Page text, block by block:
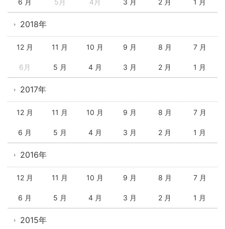
6 月 5月 4月 3 月 2 月 1 月
2018年
12 月 11 月 10 月 9 月 8 月 7 月
6月 5 月 4 月 3 月 2 月 1 月
2017年
12 月 11 月 10 月 9 月 8 月 7 月
6 月 5 月 4 月 3 月 2 月 1 月
2016年
12 月 11 月 10 月 9 月 8 月 7 月
6 月 5 月 4 月 3 月 2 月 1 月
2015年